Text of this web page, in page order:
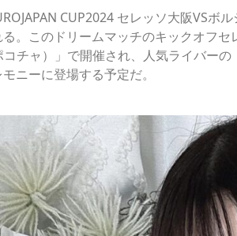
CUP2024 セレッソ大阪VSボ
。このドリームマッチのキックオフ
コチャ）」で開催され、人気ライバー
ニーに登場する予定だ。